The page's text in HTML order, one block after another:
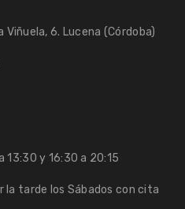
Viñuela, 6. Lucena (Córdoba)
13:30 y 16:30 a 20:15
la tarde los Sábados con cita